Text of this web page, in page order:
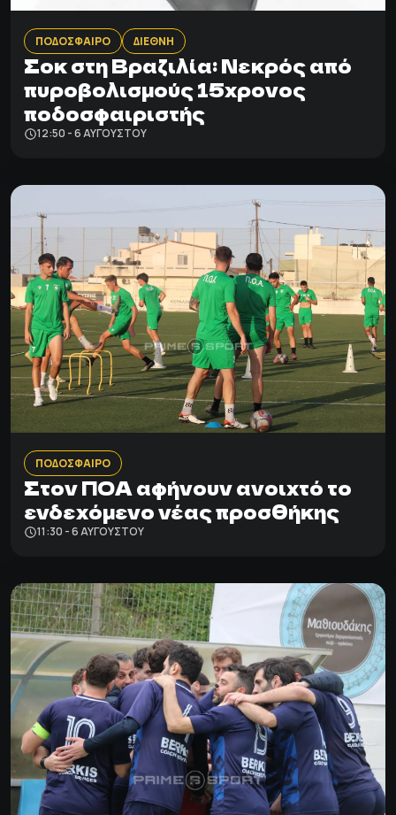
ΠΟΔΟΣΦΑΙΡΟ ΔΙΕΘΝΗ
Σοκ στη Βραζιλία: Νεκρός από
πυροβολισμούς 15χρονος
ποδοσφαιριστής
12:50 - 6 ΑΥΓΟΎΣΤΟΥ
ΠΟΔΟΣΦΑΙΡΟ
Στον ΠΟΑ αφήνουν ανοιχτό το
ενδεχόμενο νέας προσθήκης
11:30 - 6 ΑΥΓΟΎΣΤΟΥ